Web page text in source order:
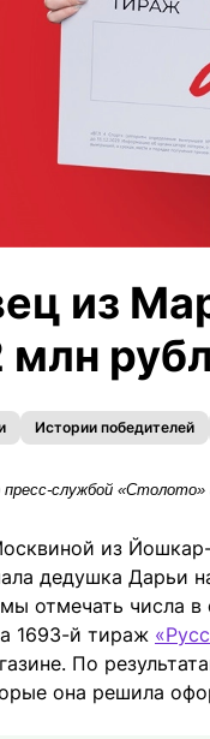
из
млн
Истории победителей
службой «Столото»
из
дедушка Дарьи
отмечать числа в
1693-й тираж
По
она решила